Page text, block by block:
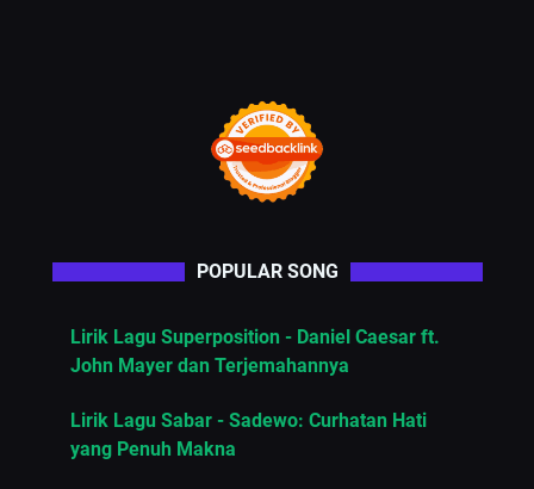
POPULAR SONG
Lirik Lagu Superposition - Daniel Caesar ft.
John Mayer dan Terjemahannya
Lirik Lagu Sabar - Sadewo: Curhatan Hati
yang Penuh Makna